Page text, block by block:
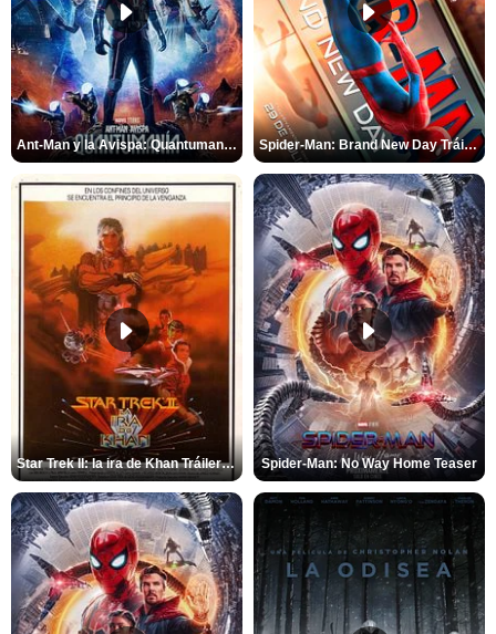
Ant-Man y la Avispa: Quantumanía Tráiler (2) Spider-Man: Brand New Day Tráiler (3)
Star Trek II: la ira de Khan Tráiler VO Spider-Man: No Way Home Teaser